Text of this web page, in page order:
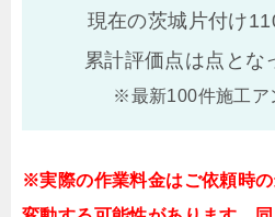
現在の茨城片付け
累計評価点は点とな
※最新100件施工ア
※実際の作業料金はご依頼時